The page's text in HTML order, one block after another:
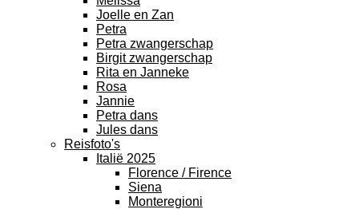
Joelle en Zan
Petra
Petra zwangerschap
Birgit zwangerschap
Rita en Janneke
Rosa
Jannie
Petra dans
Jules dans
Reisfoto's
Italië 2025
Florence / Firence
Siena
Monteregioni